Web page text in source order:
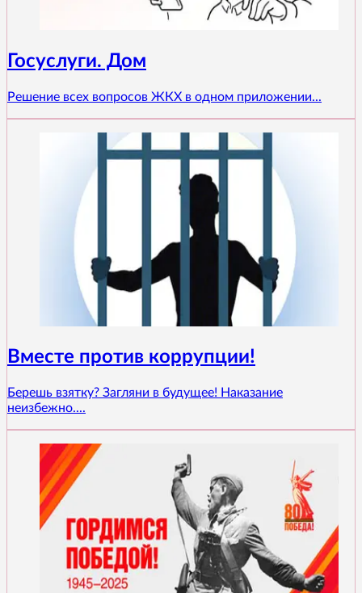
Госуслуги. Дом
Решение всех вопросов ЖКХ в одном приложении...
Вместе против коррупции!
Берешь взятку? Загляни в будущее! Наказание
неизбежно....